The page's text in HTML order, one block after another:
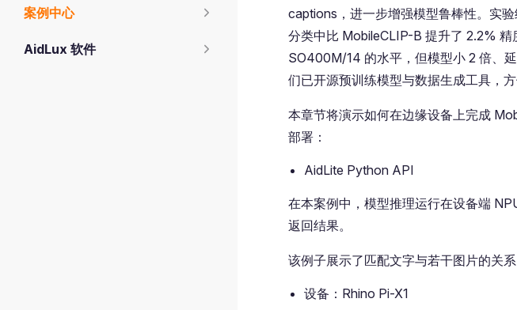
案例中心
AidLux 软件
captions，进一步增强模型鲁棒性。实
分类中比 MobileCLIP-B 提升了 2.2%
SO400M/14 的水平，但模型小 2 倍、
们已开源预训练模型与数据生成工具，方
本章节将演示如何在边缘设备上完成
部署：
AidLite Python API
在本案例中，模型推理运行在设备端
返回结果。
该例子展示了匹配文字与若干图片的关
设备：Rhino Pi-X1